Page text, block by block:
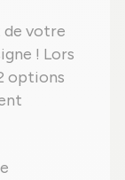
de votre
! Lors
options